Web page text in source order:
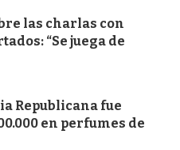
las charlas con
“Se juega de
Republicana fue
en perfumes de